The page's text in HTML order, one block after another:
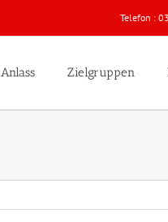
Telefon :
Anlass Zielgruppen